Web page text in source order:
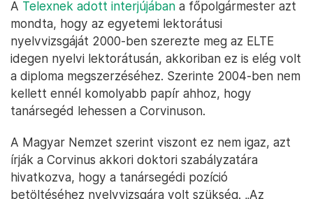
A Telexnek adott interjújában a főpolgármester azt
mondta, hogy az egyetemi lektorátusi
nyelvvizsgáját 2000-ben szerezte meg az ELTE
idegen nyelvi lektorátusán, akkoriban ez is elég volt
a diploma megszerzéséhez. Szerinte 2004-ben nem
kellett ennél komolyabb papír ahhoz, hogy
tanársegéd lehessen a Corvinuson.
A Magyar Nemzet szerint viszont ez nem igaz, azt
írják a Corvinus akkori doktori szabályzatára
hivatkozva, hogy a tanársegédi pozíció
betöltéséhez nyelvvizsgára volt szükség. „Az